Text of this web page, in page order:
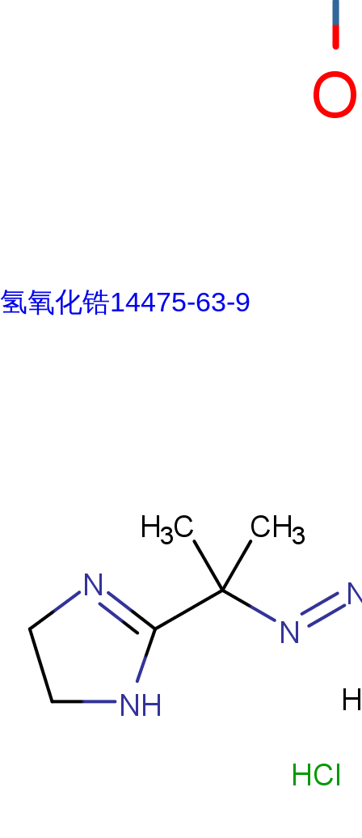
氢氧化锆14475-63-9